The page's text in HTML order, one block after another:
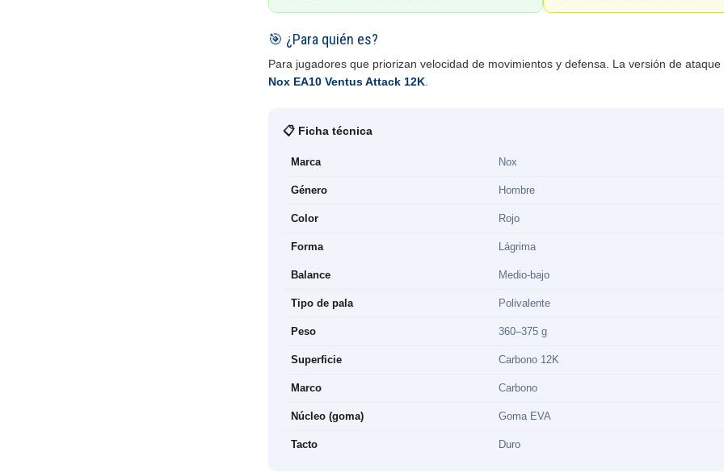
🎯 ¿Para quién es?
Para jugadores que priorizan velocidad de movimientos y defensa. La versión de
Nox EA10 Ventus Attack 12K
📋 Ficha técnica
Marca Nox
Género Hombre
Color Rojo
Forma Lágrima
Balance Medio-bajo
Tipo de pala Polivalente
Peso 360–375 g
Superficie Carbono 12K
Marco Carbono
Núcleo (goma) Goma EVA
Tacto Duro